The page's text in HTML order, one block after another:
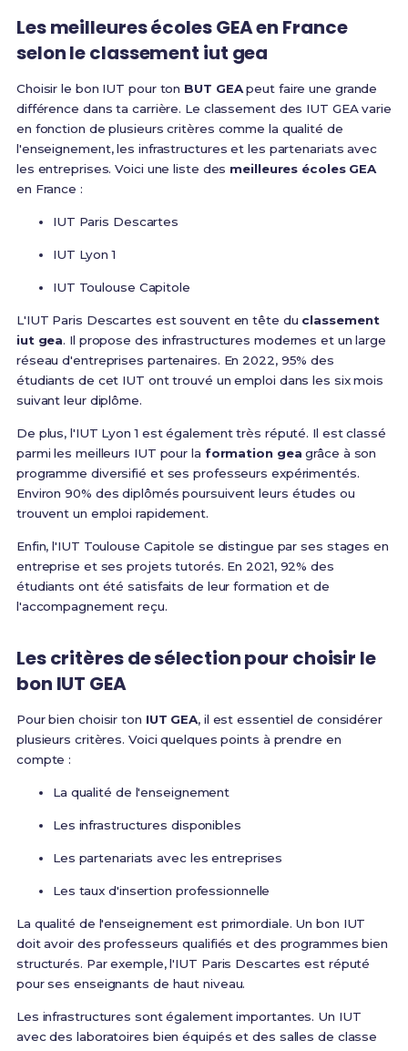
Les meilleures écoles GEA en France
selon le classement iut gea
Choisir le bon IUT pour ton BUT GEApeut faire une grande
différence dans ta carrière. Le classement des IUT GEA varie
en fonction de plusieurs critères comme la qualité de
l'enseignement, les infrastructures et les partenariats avec
les entreprises. Voici une liste des meilleures écoles GEA
en France :
IUT Paris Descartes
IUT Lyon 1
IUT Toulouse Capitole
L'IUT Paris Descartes est souvent en tête du classement
iut gea. Il propose des infrastructures modernes et un large
réseau d'entreprises partenaires. En 2022, 95% des
étudiants de cet IUT ont trouvé un emploi dans les six mois
suivant leur diplôme.
De plus, l'IUT Lyon 1 est également très réputé. Il est classé
parmi les meilleurs IUT pour la formation gea grâce à son
programme diversifié et ses professeurs expérimentés.
Environ 90% des diplômés poursuivent leurs études ou
trouvent un emploi rapidement.
Enfin, l'IUT Toulouse Capitole se distingue par ses stages en
entreprise et ses projets tutorés. En 2021, 92% des
étudiants ont été satisfaits de leur formation et de
l'accompagnement reçu.
Les critères de sélection pour choisir le
bon IUT GEA
Pour bien choisir ton IUT GEA, il est essentiel de considérer
plusieurs critères. Voici quelques points à prendre en
compte :
La qualité de l'enseignement
Les infrastructures disponibles
Les partenariats avec les entreprises
Les taux d'insertion professionnelle
La qualité de l'enseignement est primordiale. Un bon IUT
doit avoir des professeurs qualifiés et des programmes bien
structurés. Par exemple, l'IUT Paris Descartes est réputé
pour ses enseignants de haut niveau.
Les infrastructures sont également importantes. Un IUT
avec des laboratoires bien équipés et des salles de classe